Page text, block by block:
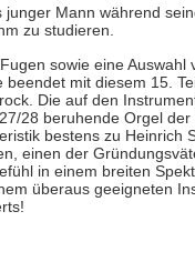
junger Mann während
zu studieren.
sowie eine
beendet mit diesem 15.
Die auf den
28 beruhende Orgel
bestens zu Heinrich
einen der
in einem breiten
überaus geeigneten